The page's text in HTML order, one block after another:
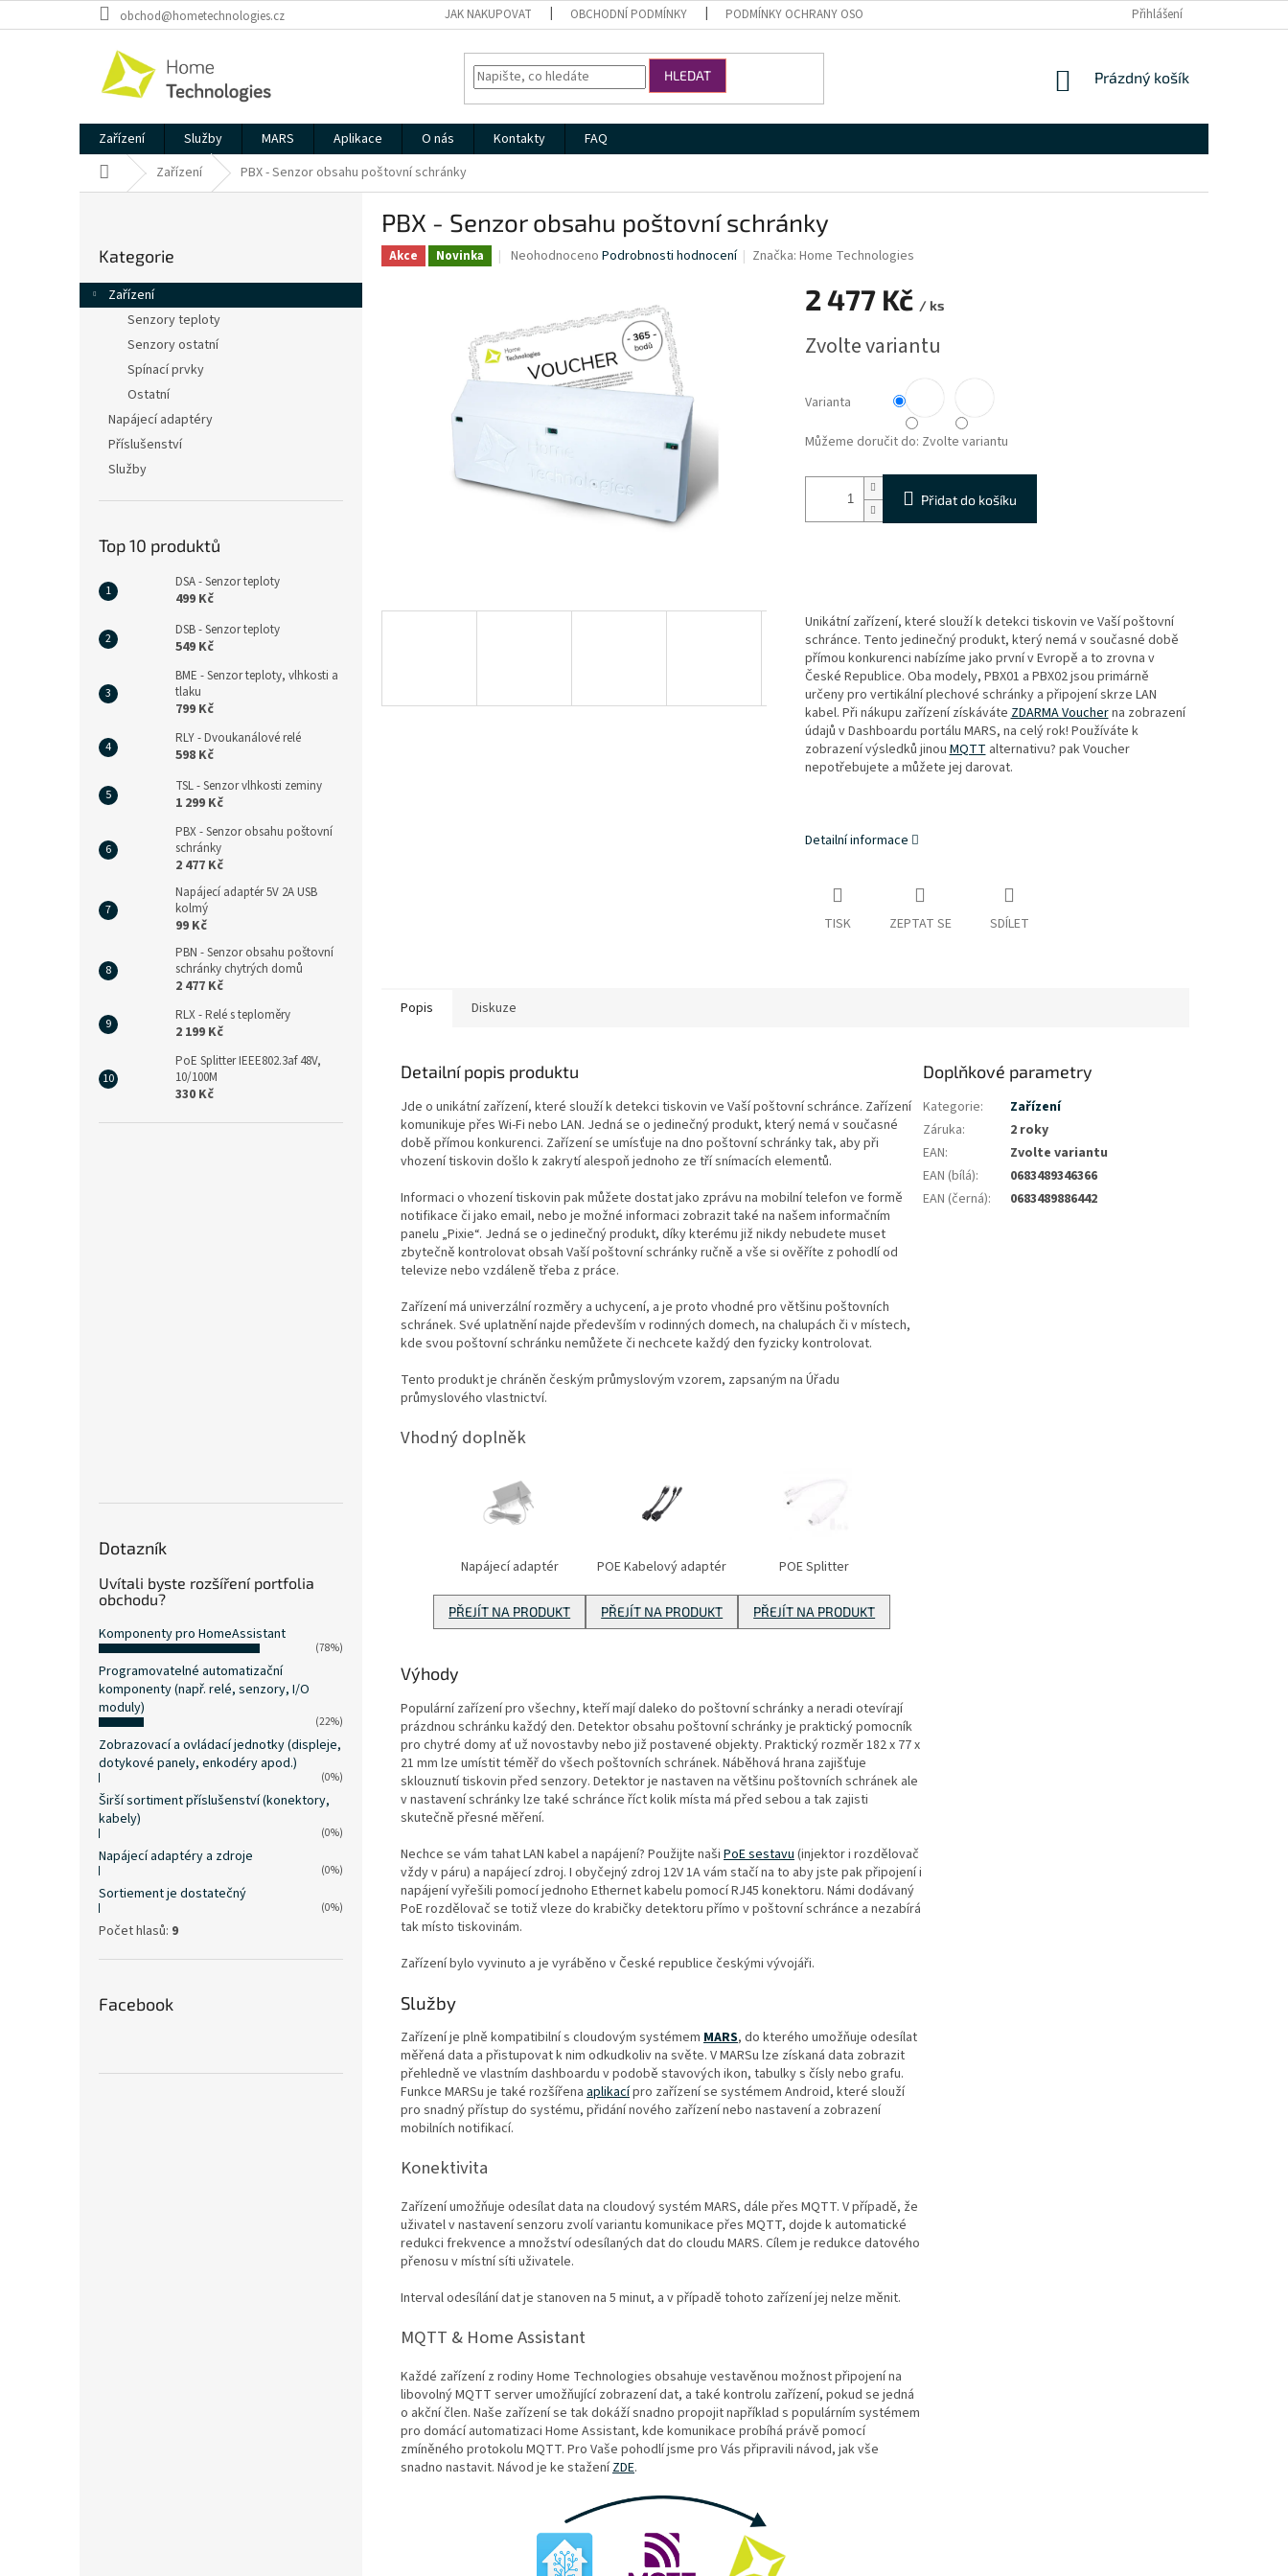
na
obchod@hometechnologies.cz JAK NAKUPOVAT OBCHODNÍ PODMÍNKY PODMÍNKY OCHRANY OSOBNÍCH ÚDAJŮ SPOLEČENSKÁ ODPOVĚDNOST ZÁRUČNÍ PODMÍNKY
Přihlášení
HLEDAT
NÁKUPNÍ
Prázdný košík
Zařízení Služby MARS Aplikace O nás Kontakty
FAQ
Domů Zařízení PBX - Senzor obsahu poštovní schránky
r
a
kategorie
Kategorie
Zařízení
Senzory teploty
Senzory ostatní
Spínací prvky
Ostatní
Napájecí adaptéry
Příslušenství
Služby
Top 10 produktů
DSA - Senzor teploty
499 Kč
DSB - Senzor teploty
549 Kč
BME - Senzor teploty, vlhkosti a
tlaku
799 Kč
RLY - Dvoukanálové relé
598 Kč
TSL - Senzor vlhkosti zeminy
1 299 Kč
PBX - Senzor obsahu poštovní
schránky
2 477 Kč
Napájecí adaptér 5V 2A USB
kolmý
99 Kč
PBN - Senzor obsahu poštovní
schránky chytrých domů
2 477 Kč
RLX - Relé s teploměry
2 199 Kč
PoE Splitter IEEE802.3af 48V,
10/100M
330 Kč
Dotazník
Uvítali byste rozšíření portfolia
obchodu?
Komponenty pro HomeAssistant
(78%)
Programovatelné automatizační
komponenty (např. relé, senzory, I/O
moduly)
(22%)
Zobrazovací a ovládací jednotky (displeje,
dotykové panely, enkodéry apod.)
(0%)
Širší sortiment příslušenství (konektory,
kabely)
(0%)
Napájecí adaptéry a zdroje
(0%)
Sortiement je dostatečný
(0%)
Počet hlasů: 9
Facebook
PBX - Senzor obsahu poštovní schránky
Akce Novinka
Průměrné
0,0
z
5
hvězdiček.
Neohodnoceno Podrobnosti hodnocení Značka:Home Technologies
2 477 Kč / ks
cena:
Zvolte variantu
Varianta
Můžeme doručit do: Zvolte variantu
Přidat do košíku
Unikátní zařízení, které slouží k detekci tiskovin ve Vaší poštovní
schránce. Tento jedinečný produkt, který nemá v současné době
přímou konkurenci nabízíme jako první v Evropě a to zrovna v
České Republice. Oba modely, PBX01 a PBX02 jsou primárně
určeny pro vertikální plechové schránky a připojení skrze LAN
kabel. Při nákupu zařízení získáváteZDARMA Voucherna zobrazení
údajů v Dashboardu portálu MARS, na celý rok! Používáte k
zobrazení výsledků jinouMQTTalternativu? pak Voucher
nepotřebujete a můžete jej darovat.
Detailní informace
TISK ZEPTAT SE SDÍLET
Popis Diskuze
Detailní popis produktu
Jde o unikátní zařízení, které slouží k detekci tiskovin ve Vaší poštovní schránce. Zařízení
komunikuje přes Wi-Fi nebo LAN. Jedná se o jedinečný produkt, který nemá v současné
době přímou konkurenci. Zařízení se umísťuje na dno poštovní schránky tak, aby při
vhození tiskovin došlo k zakrytí alespoň jednoho ze tří snímacích elementů.
Informaci o vhození tiskovin pak můžete dostat jako zprávu na mobilní telefon ve formě
notifikace či jako email, nebo je možné informaci zobrazit také na našem informačním
panelu „Pixie“. Jedná se o jedinečný produkt, díky kterému již nikdy nebudete muset
zbytečně kontrolovat obsah Vaší poštovní schránky ručně a vše si ověříte z pohodlí od
televize nebo vzdáleně třeba z práce.
Zařízení má univerzální rozměry a uchycení, a je proto vhodné pro většinu poštovních
schránek. Své uplatnění najde především v rodinných domech, na chalupách či v místech,
kde svou poštovní schránku nemůžete či nechcete každý den fyzicky kontrolovat.
Tento produkt je chráněn českým průmyslovým vzorem, zapsaným na Úřadu
průmyslového vlastnictví.
Vhodný doplněk
Napájecí adaptér
PŘEJÍT NA PRODUKT
POE Kabelový adaptér
PŘEJÍT NA PRODUKT
POE Splitter
PŘEJÍT NA PRODUKT
Výhody
Populární zařízení pro všechny, kteří mají daleko do poštovní schránky a neradi otevírají
prázdnou schránku každý den. Detektor obsahu poštovní schránky je praktický pomocník
pro chytré domy ať už novostavby nebo již postavené objekty. Praktický rozměr 182 x 77 x
21 mm lze umístit téměř do všech poštovních schránek. Náběhová hrana zajišťuje
sklouznutí tiskovin před senzory. Detektor je nastaven na většinu poštovních schránek ale
v nastavení schránky lze také schránce říct kolik místa má před sebou a tak zajisti
skutečně přesné měření.
Nechce se vám tahat LAN kabel a napájení? Použijte naši PoE sestavu(injektor i rozdělovač
vždy v páru) a napájecí zdroj. I obyčejný zdroj 12V 1A vám stačí na to aby jste pak připojení i
napájení vyřešili pomocí jednoho Ethernet kabelu pomocí RJ45 konektoru. Námi dodávaný
PoE rozdělovač se totiž vleze do krabičky detektoru přímo v poštovní schránce a nezabírá
tak místo tiskovinám.
Zařízení bylo vyvinuto a je vyráběno v České republice českými vývojáři.
Služby
Zařízení je plně kompatibilní s cloudovým systémem MARS, do kterého umožňuje odesílat
měřená data a přistupovat k nim odkudkoliv na světe. V MARSu lze získaná data zobrazit
přehledně ve vlastním dashboardu v podobě stavových ikon, tabulky s čísly nebo grafu.
Funkce MARSu je také rozšířena aplikacípro zařízení se systémem Android, které slouží
pro snadný přístup do systému, přidání nového zařízení nebo nastavení a zobrazení
mobilních notifikací.
Konektivita
Zařízení umožňuje odesílat data na cloudový systém MARS, dále přes MQTT. V případě, že
uživatel v nastavení senzoru zvolí variantu komunikace přes MQTT, dojde k automatické
redukci frekvence a množství odesílaných dat do cloudu MARS. Cílem je redukce datového
přenosu v místní síti uživatele.
Interval odesílání dat je stanoven na 5 minut, a v případě tohoto zařízení jej nelze měnit.
MQTT & Home Assistant
Každé zařízení z rodiny Home Technologies obsahuje vestavěnou možnost připojení na
libovolný MQTT server umožňující zobrazení dat, a také kontrolu zařízení, pokud se jedná
o akční člen. Naše zařízení se tak dokáží snadno propojit například s populárním systémem
pro domácí automatizaci Home Assistant, kde komunikace probíhá právě pomocí
zmíněného protokolu MQTT. Pro Vaše pohodlí jsme pro Vás připravili návod, jak vše
snadno nastavit. Návod je ke staženíZDE.
Doplňkové parametry
Kategorie:
Zařízení
Záruka:
2 roky
EAN:
Zvolte variantu
EAN (bílá):
0683489346366
EAN (černá): 0683489886442